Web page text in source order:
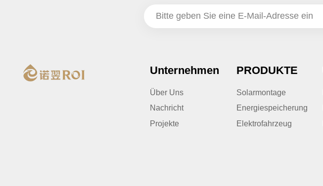
Unternehmen
Über Uns
Nachricht
Projekte
PRODUKTE
Solarmontage
Energiespeicherung
Elektrofahrzeug